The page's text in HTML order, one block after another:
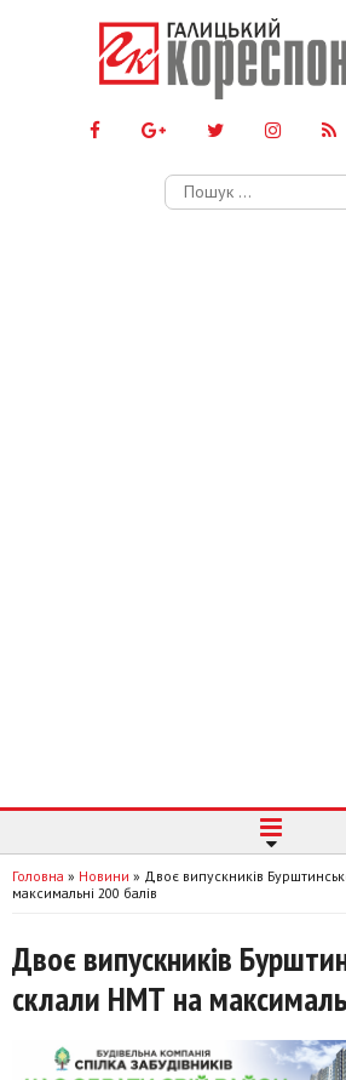
Пошук:
Головна » Новини » Двоє випускників
максимальні 200 балів
Двоє випускників
склали НМТ на